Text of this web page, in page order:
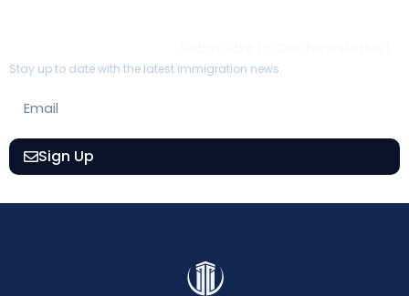
Stay up to date with the latest immigration news.
Sign Up